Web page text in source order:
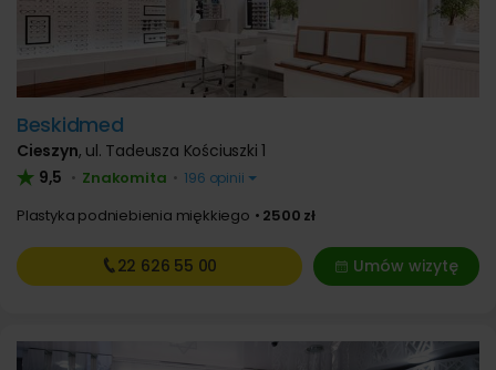
Beskidmed
Cieszyn, ul. Tadeusza Kościuszki 1
9,5 • Znakomita • 196 opinii
Plastyka podniebienia miękkiego 2500 zł
Umów wizytę
22 626 55 00